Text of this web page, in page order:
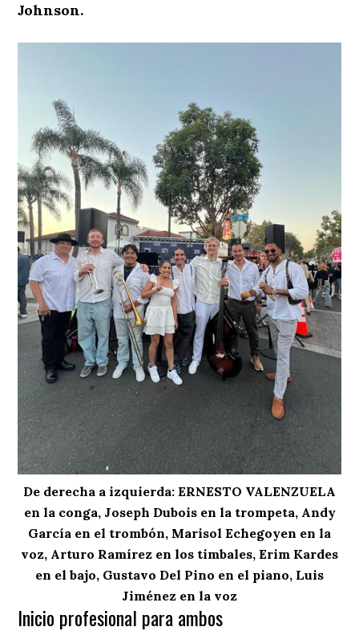
Johnson.
De derecha a izquierda: ERNESTO VALENZUELA
en la conga, Joseph Dubois en la trompeta, Andy
García en el trombón, Marisol Echegoyen en la
voz, Arturo Ramírez en los timbales, Erim Kardes
en el bajo, Gustavo Del Pino en el piano, Luis
Jiménez en la voz
Inicio profesional para ambos